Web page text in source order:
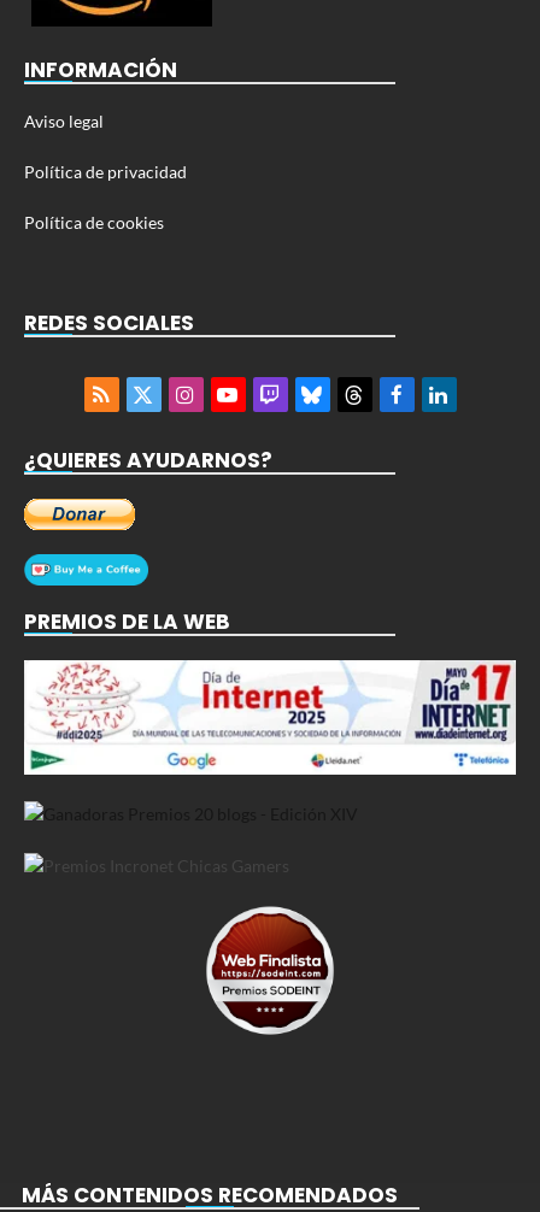
INFORMACIÓN
Aviso legal
Política de privacidad
Política de cookies
REDES SOCIALES
RSS
X
InstagramYouTubeTwitchBlueskyThreadsFacebookLinkedIn
¿QUIERES AYUDARNOS?
PREMIOS DE LA WEB
MÁS CONTENIDOS RECOMENDADOS